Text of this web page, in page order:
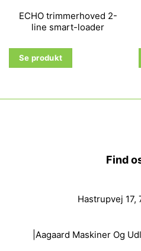
ECHO trimmerhoved 2-
line smart-loader
Se produkt
Find
Hastrupvej 17,
|Aagaard Maskiner Og